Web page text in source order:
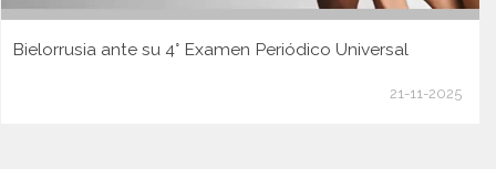
Bielorrusia ante su 4° Examen Periódico Universal
21-11-2025